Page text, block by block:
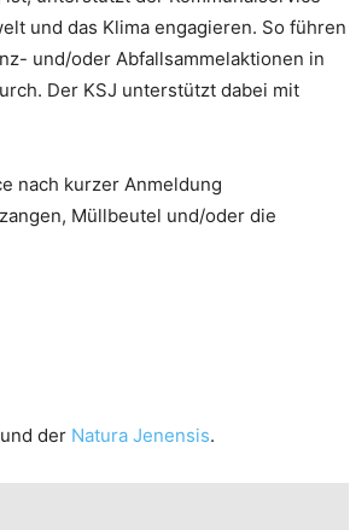
und das Klima engagieren. So führen
und/oder Abfallsammelaktionen in
Der KSJ unterstützt dabei mit
nach kurzer Anmeldung
Müllbeutel und/oder die
und der Natura Jenensis.